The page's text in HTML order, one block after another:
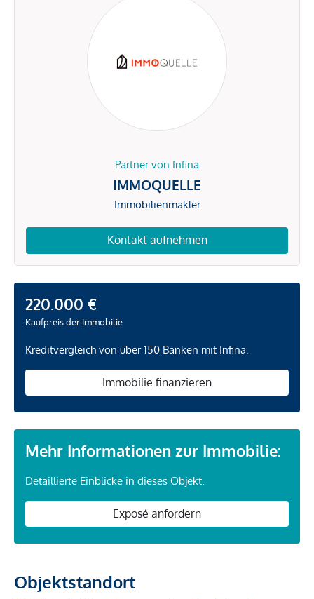
Partner von Infina
IMMOQUELLE
Immobilienmakler
Kontakt aufnehmen
220.000 €
Kaufpreis der Immobilie
Kreditvergleich von über 150 Banken mit Infina.
Immobilie finanzieren
Mehr Informationen zur Immobilie:
Detaillierte Einblicke in dieses Objekt.
Exposé anfordern
Objektstandort